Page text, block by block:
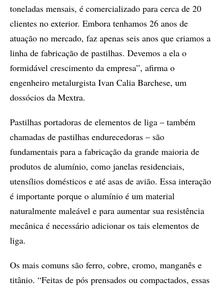
toneladas mensais, é comercializado para cerca de 20
clientes no exterior. Embora tenhamos 26 anos de
atuação no mercado, faz apenas seis anos que criamos a
linha de fabricação de pastilhas. Devemos a ela o
formidável crescimento da empresa”, afirma o
engenheiro metalurgista Ivan Calia Barchese, um
dossócios da Mextra.
Pastilhas portadoras de elementos de liga – também
chamadas de pastilhas endurecedoras – são
fundamentais para a fabricação da grande maioria de
produtos de alumínio, como janelas residenciais,
utensílios domésticos e até asas de avião. Essa interação
é importante porque o alumínio é um material
naturalmente maleável e para aumentar sua resistência
mecânica é necessário adicionar os tais elementos de
liga.
Os mais comuns são ferro, cobre, cromo, manganês e
titânio. “Feitas de pós prensados ou compactados, essas